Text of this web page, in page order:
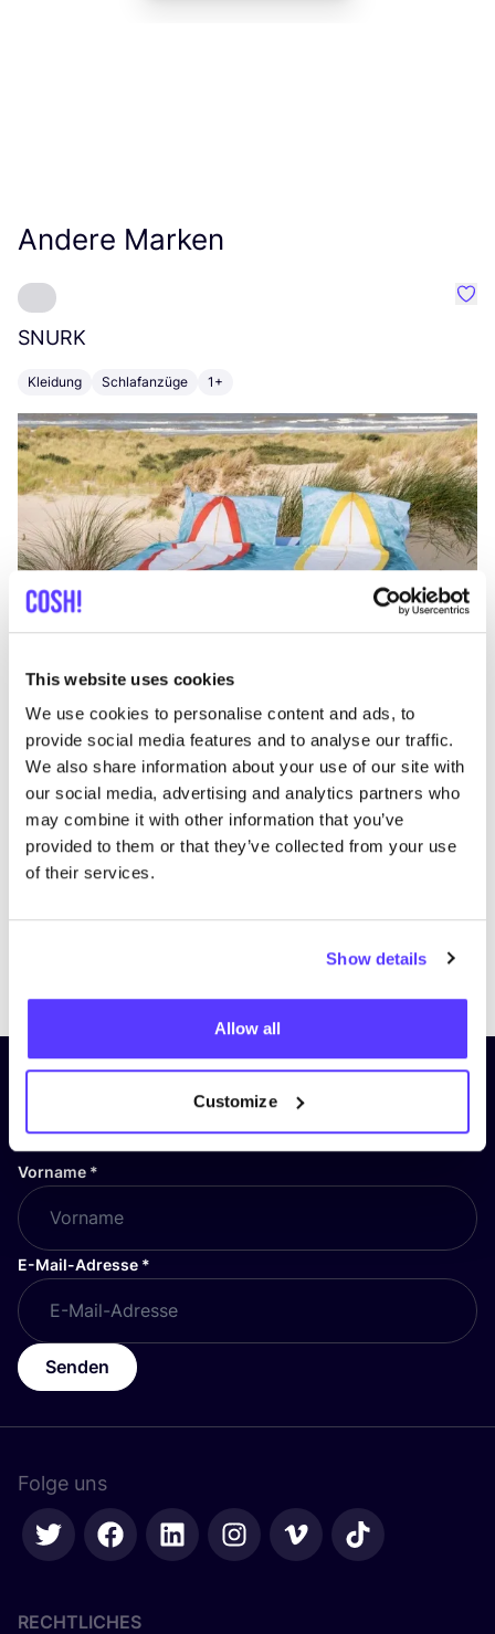
This website uses cookies
We use cookies to personalise content and ads, to
provide social media features and to analyse our traffic.
We also share information about your use of our site with
our social media, advertising and analytics partners who
may combine it with other information that you’ve
provided to them or that they’ve collected from your use
of their services.
Show details
Allow all
Customize
Andere Marken
SNURK
Kleidung Schlafanzüge 1+
PreviousNext
Abonniere unseren Newsletter
und bleibe auf dem Laufenden!
Vorname *
E-Mail-Adresse *
Senden
Folge uns
RECHTLICHES